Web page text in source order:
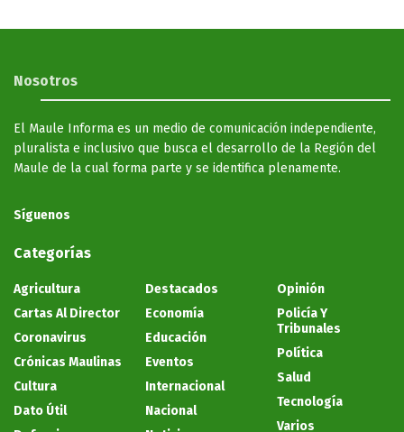
Nosotros
El Maule Informa es un medio de comunicación independiente,
pluralista e inclusivo que busca el desarrollo de la Región del
Maule de la cual forma parte y se identifica plenamente.
Síguenos
Categorías
Agricultura
Cartas Al Director
Coronavirus
Crónicas Maulinas
Cultura
Dato Útil
Destacados
Economía
Educación
Eventos
Internacional
Nacional
Opinión
Policía Y
Tribunales
Política
Salud
Tecnología
Varios